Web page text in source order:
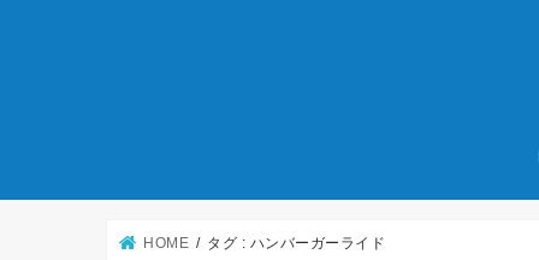
HOME タグ : ハンバーガーライド